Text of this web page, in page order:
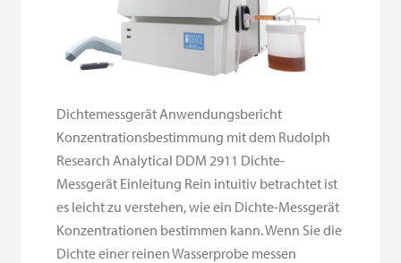
Dichtemessgerät Anwendungsbericht
Konzentrationsbestimmung mit dem Rudolph
Research Analytical DDM 2911 Dichte-
Messgerät Einleitung Rein intuitiv betrachtet ist
es leicht zu verstehen, wie ein Dichte-Messgerät
Konzentrationen bestimmen kann. Wenn Sie die
Dichte einer reinen Wasserprobe messen